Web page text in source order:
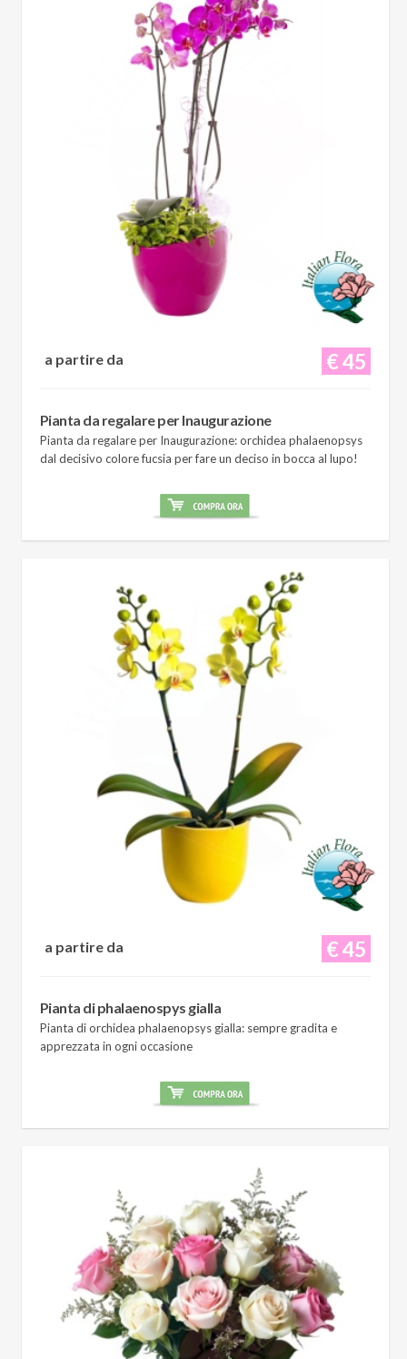
€ 45
a partire da
Pianta da regalare per Inaugurazione
Pianta da regalare per Inaugurazione: orchidea phalaenopsys
dal decisivo colore fucsia per fare un deciso in bocca al lupo!
€ 45
a partire da
Pianta di phalaenospys gialla
Pianta di orchidea phalaenopsys gialla: sempre gradita e
apprezzata in ogni occasione